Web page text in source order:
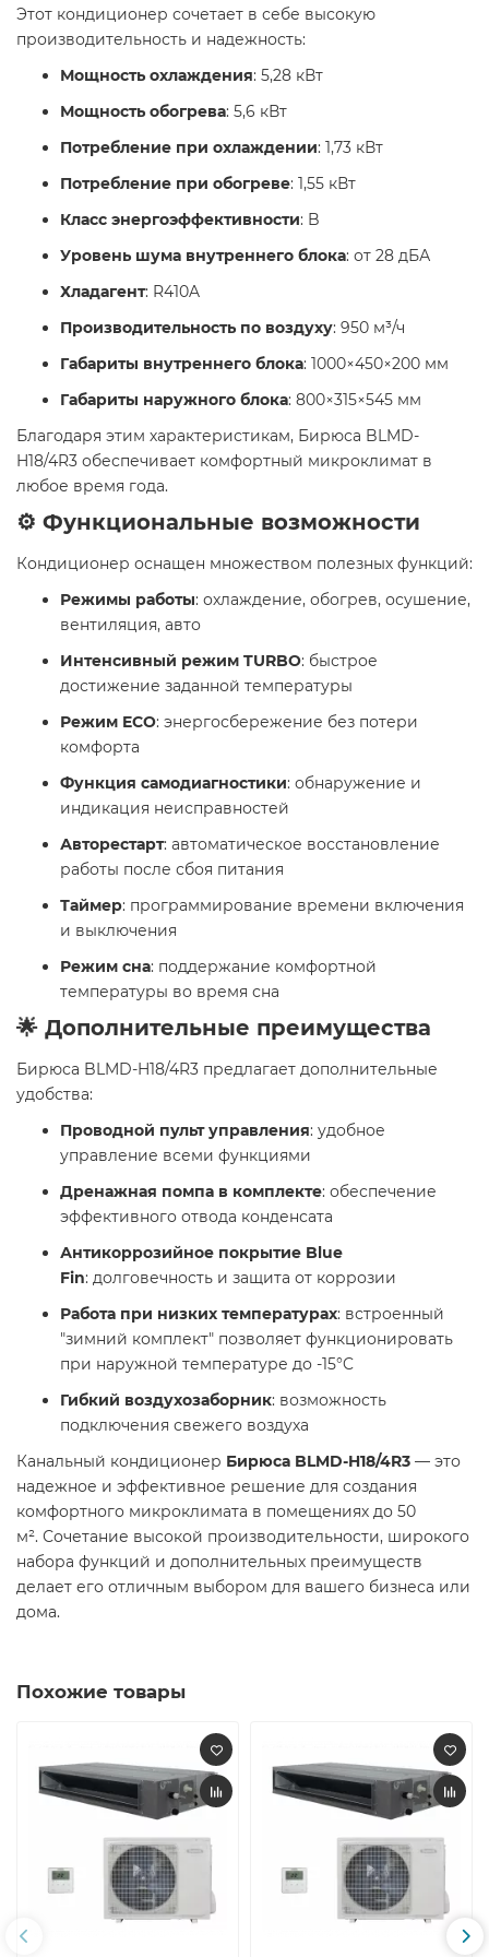
Этот кондиционер сочетает в себе высокую
производительность и надежность:
Мощность охлаждения: 5,28 кВт
Мощность обогрева: 5,6 кВт
Потребление при охлаждении: 1,73 кВт
Потребление при обогреве: 1,55 кВт
Класс энергоэффективности: B
Уровень шума внутреннего блока: от 28 дБА
Хладагент: R410A
Производительность по воздуху: 950 м³/ч
Габариты внутреннего блока: 1000×450×200 мм
Габариты наружного блока: 800×315×545 мм
Благодаря этим характеристикам, Бирюса BLMD-
H18/4R3 обеспечивает комфортный микроклимат в
любое время года.
⚙️ Функциональные возможности
Кондиционер оснащен множеством полезных функций:
Режимы работы: охлаждение, обогрев, осушение,
вентиляция, авто
Интенсивный режим TURBO: быстрое
достижение заданной температуры
Режим ECO: энергосбережение без потери
комфорта
Функция самодиагностики: обнаружение и
индикация неисправностей
Авторестарт: автоматическое восстановление
работы после сбоя питания
Таймер: программирование времени включения
и выключения
Режим сна: поддержание комфортной
температуры во время сна
🌟 Дополнительные преимущества
Бирюса BLMD-H18/4R3 предлагает дополнительные
удобства:
Проводной пульт управления: удобное
управление всеми функциями
Дренажная помпа в комплекте: обеспечение
эффективного отвода конденсата
Антикоррозийное покрытие Blue
Fin: долговечность и защита от коррозии
Работа при низких температурах: встроенный
"зимний комплект" позволяет функционировать
при наружной температуре до -15°C
Гибкий воздухозаборник: возможность
подключения свежего воздуха
Канальный кондиционер Бирюса BLMD-H18/4R3 — это
надежное и эффективное решение для создания
комфортного микроклимата в помещениях до 50
м². Сочетание высокой производительности, широкого
набора функций и дополнительных преимуществ
делает его отличным выбором для вашего бизнеса или
дома.
Похожие товары